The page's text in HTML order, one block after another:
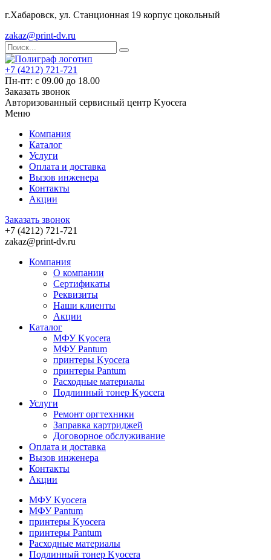
г.Хабаровск, ул. Станционная 19 корпус цокольный
zakaz@print-dv.ru
+7 (4212) 721-721
Пн-пт: с 09.00 до 18.00
Заказать звонок
Авторизованный сервисный центр Kyocera
Меню
Компания
Каталог
Услуги
Оплата и доставка
Вызов инженера
Контакты
Акции
Заказать звонок
+7 (4212) 721-721
zakaz@print-dv.ru
Компания
О компании
Сертификаты
Реквизиты
Наши клиенты
Акции
Каталог
МФУ Kyocera
МФУ Pantum
принтеры Kyocera
принтеры Pantum
Расходные материалы
Подлинный тонер Kyocera
Услуги
Ремонт оргтехники
Заправка картриджей
Договорное обслуживание
Оплата и доставка
Вызов инженера
Контакты
Акции
МФУ Kyocera
МФУ Pantum
принтеры Kyocera
принтеры Pantum
Расходные материалы
Подлинный тонер Kyocera